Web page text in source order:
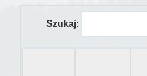
Szukaj: